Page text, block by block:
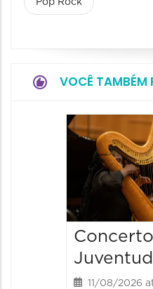
Pop Rock
VOCÊ TAMBÉM
11/08/2026